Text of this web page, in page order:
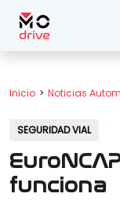
Inicio Noticias
SEGURIDAD VIAL
funciona